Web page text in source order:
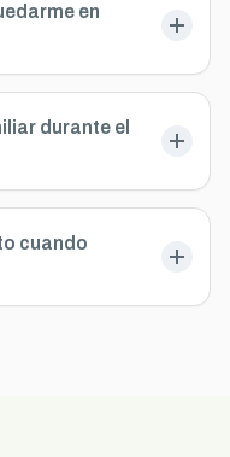
en
durante el
cuando